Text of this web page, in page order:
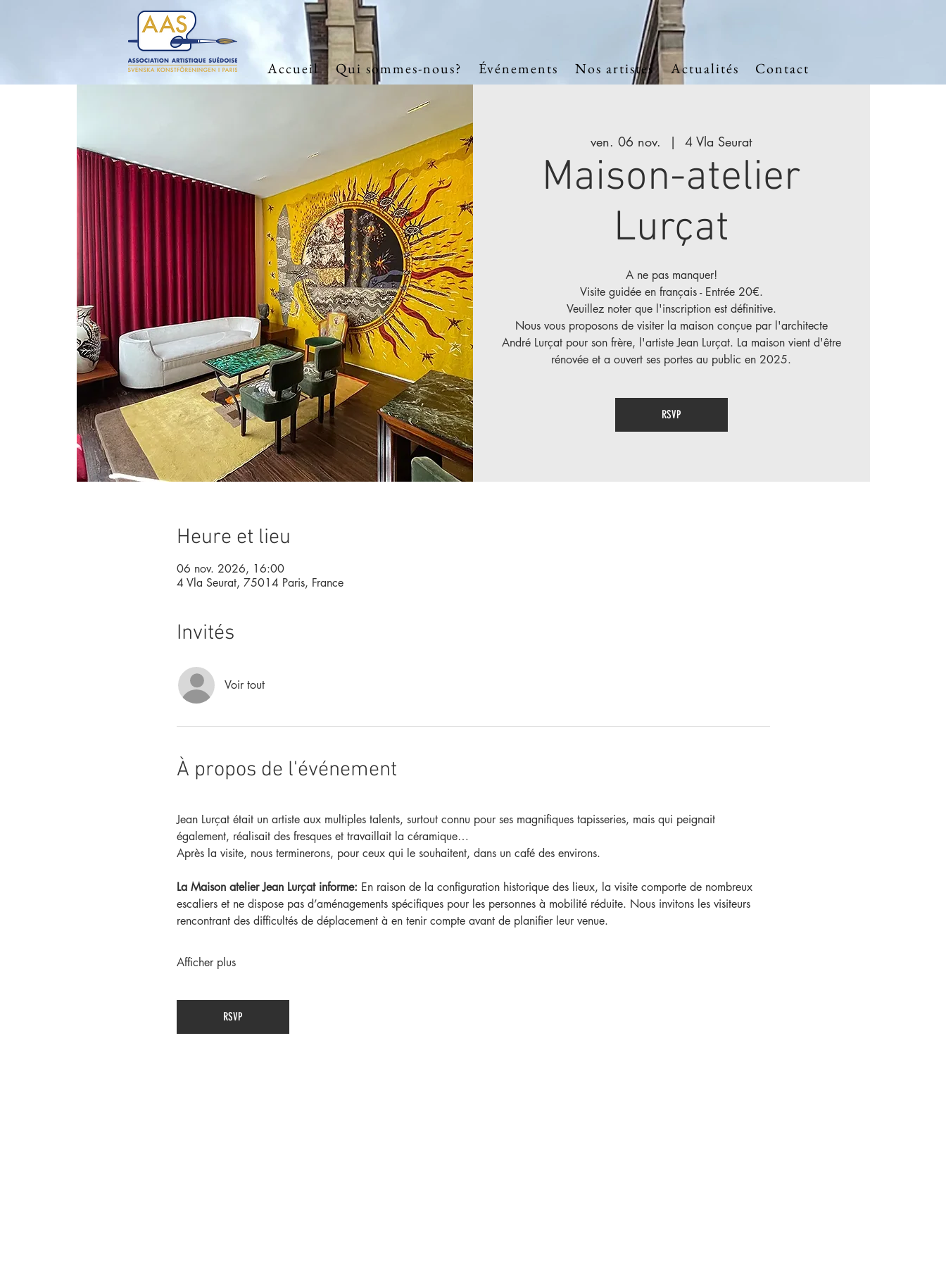
Accueil Qui sommes-nous? Événements Nos artistes Actualités Contact
ven. 06 nov.
  |
4 Vla Seurat
Maison-atelier
Lurçat
A ne pas manquer!
Visite guidée en français - Entrée 20€.
Veuillez noter que l'inscription est définitive.
Nous vous proposons de visiter la maison conçue par l'architecte
André Lurçat pour son frère, l'artiste Jean Lurçat. La maison vient d'être
rénovée et a ouvert ses portes au public en 2025.
RSVP
Heure et lieu
06 nov. 2026, 16:00
4 Vla Seurat, 75014 Paris, France
Invités
Voir tout
À propos de l'événement
Jean Lurçat était un artiste aux multiples talents, surtout connu pour ses magnifiques tapisseries, mais qui peignait
également, réalisait des fresques et travaillait la céramique…
Après la visite, nous terminerons, pour ceux qui le souhaitent, dans un café des environs.
La Maison atelier Jean Lurçat informe: En raison de la configuration historique des lieux, la visite comporte de nombreux
escaliers et ne dispose pas d’aménagements spécifiques pour les personnes à mobilité réduite. Nous invitons les visiteurs
rencontrant des difficultés de déplacement à en tenir compte avant de planifier leur venue.
Afficher plus
RSVP